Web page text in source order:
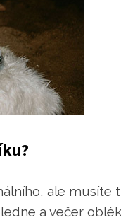
ale musíte
a večer